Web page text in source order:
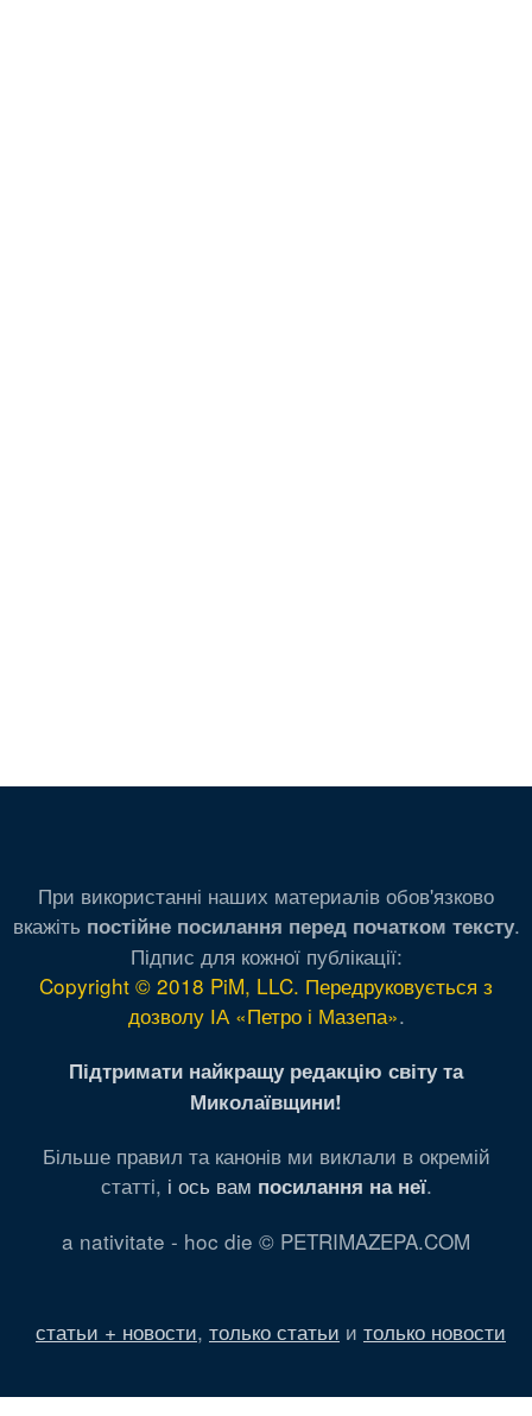
При використанні наших материалів обов'язково
вкажіть постійне посилання перед початком тексту.
Підпис для кожної публікації:
Copyright © 2018 PiM, LLC. Передруковується з
дозволу ІА «Петро і Мазепа».
Підтримати найкращу редакцію світу та
Миколаївщини!
Більше правил та канонів ми виклали в окремій
статті, і ось вам посилання на неї.
a nativitate - hoc die © PETRIMAZEPA.COM
статьи + новости, только статьи и только новости